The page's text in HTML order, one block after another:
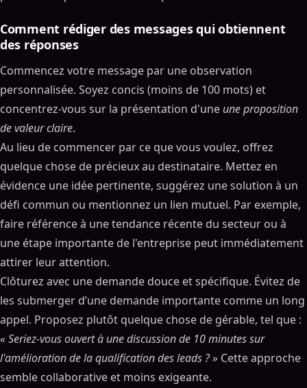
Comment rédiger des messages qui obtiennent
des réponses
Commencez votre message par une observation
personnalisée. Soyez concis (moins de 100 mots) et
concentrez-vous sur la présentation d'une une proposition
de valeur claire.
Au lieu de commencer par ce que vous voulez, offrez
quelque chose de précieux au destinataire. Mettez en
évidence une idée pertinente, suggérez une solution à un
défi commun ou mentionnez un lien mutuel. Par exemple,
faire référence à une tendance récente du secteur ou à
une étape importante de l'entreprise peut immédiatement
attirer leur attention.
Clôturez avec une demande douce et spécifique. Évitez de
les submerger d’une demande importante comme un long
appel. Proposez plutôt quelque chose de gérable, tel que :
« Seriez-vous ouvert à une discussion de 10 minutes sur
l'amélioration de la qualification des leads ? » Cette approche
semble collaborative et moins exigeante.